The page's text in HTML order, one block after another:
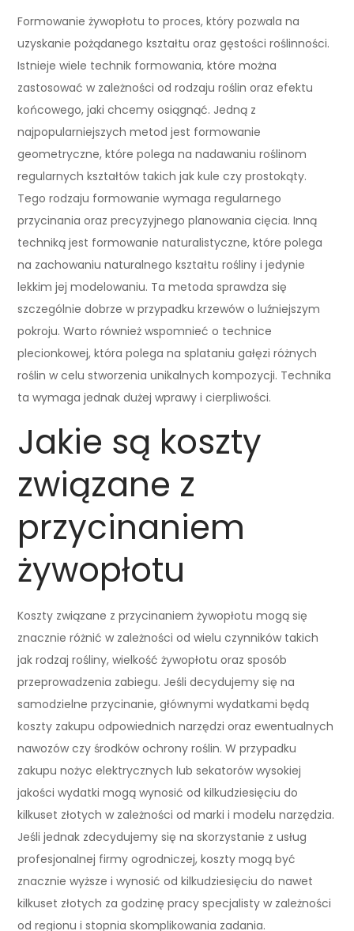
Formowanie żywopłotu to proces, który pozwala na
uzyskanie pożądanego kształtu oraz gęstości roślinności.
Istnieje wiele technik formowania, które można
zastosować w zależności od rodzaju roślin oraz efektu
końcowego, jaki chcemy osiągnąć. Jedną z
najpopularniejszych metod jest formowanie
geometryczne, które polega na nadawaniu roślinom
regularnych kształtów takich jak kule czy prostokąty.
Tego rodzaju formowanie wymaga regularnego
przycinania oraz precyzyjnego planowania cięcia. Inną
techniką jest formowanie naturalistyczne, które polega
na zachowaniu naturalnego kształtu rośliny i jedynie
lekkim jej modelowaniu. Ta metoda sprawdza się
szczególnie dobrze w przypadku krzewów o luźniejszym
pokroju. Warto również wspomnieć o technice
plecionkowej, która polega na splataniu gałęzi różnych
roślin w celu stworzenia unikalnych kompozycji. Technika
ta wymaga jednak dużej wprawy i cierpliwości.
Jakie są koszty
związane z
przycinaniem
żywopłotu
Koszty związane z przycinaniem żywopłotu mogą się
znacznie różnić w zależności od wielu czynników takich
jak rodzaj rośliny, wielkość żywopłotu oraz sposób
przeprowadzenia zabiegu. Jeśli decydujemy się na
samodzielne przycinanie, głównymi wydatkami będą
koszty zakupu odpowiednich narzędzi oraz ewentualnych
nawozów czy środków ochrony roślin. W przypadku
zakupu nożyc elektrycznych lub sekatorów wysokiej
jakości wydatki mogą wynosić od kilkudziesięciu do
kilkuset złotych w zależności od marki i modelu narzędzia.
Jeśli jednak zdecydujemy się na skorzystanie z usług
profesjonalnej firmy ogrodniczej, koszty mogą być
znacznie wyższe i wynosić od kilkudziesięciu do nawet
kilkuset złotych za godzinę pracy specjalisty w zależności
od regionu i stopnia skomplikowania zadania.